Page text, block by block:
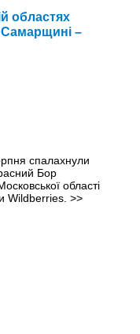
областях
–
спалахнули
Бор
області
Wildberries. >>